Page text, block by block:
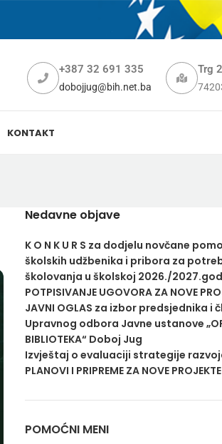
+387 32 691 335
dobojjug@bih.net.ba
Trg
KONTAKT
Nedavne objave
K O N K U R S za dodjelu novčane
školskih udžbenika i pribora za
školovanja u školskoj 2026./
POTPISIVANJE UGOVORA ZA NOVE
JAVNI OGLAS za izbor predsjednika i
Upravnog odbora Javne ustanove
BIBLIOTEKA“ Doboj Jug
Izvještaj o evaluaciji strategije
PLANOVI I PRIPREME ZA NOVE
POMOĆNI MENI